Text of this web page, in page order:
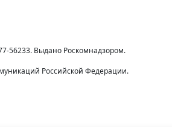
56233. Выдано Роскомнадзором.
Российской Федерации.